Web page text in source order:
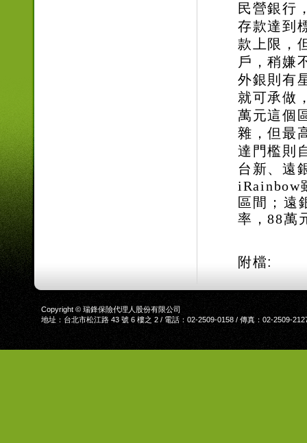
民營銀行
存款達到
款上限，
戶，稍嫌
外銀則有
就可承做
萬元這個
雜，但最
達門檻則
台新、遠
iRainbow
區間；遠
率，88萬
附檔:
Copyright © 瑞鋒保險代理人股份有限公司
地址：台北市松江路 43 號 6 樓之 2 / 電話：02-2509-0158 / 傳真：02-2509-